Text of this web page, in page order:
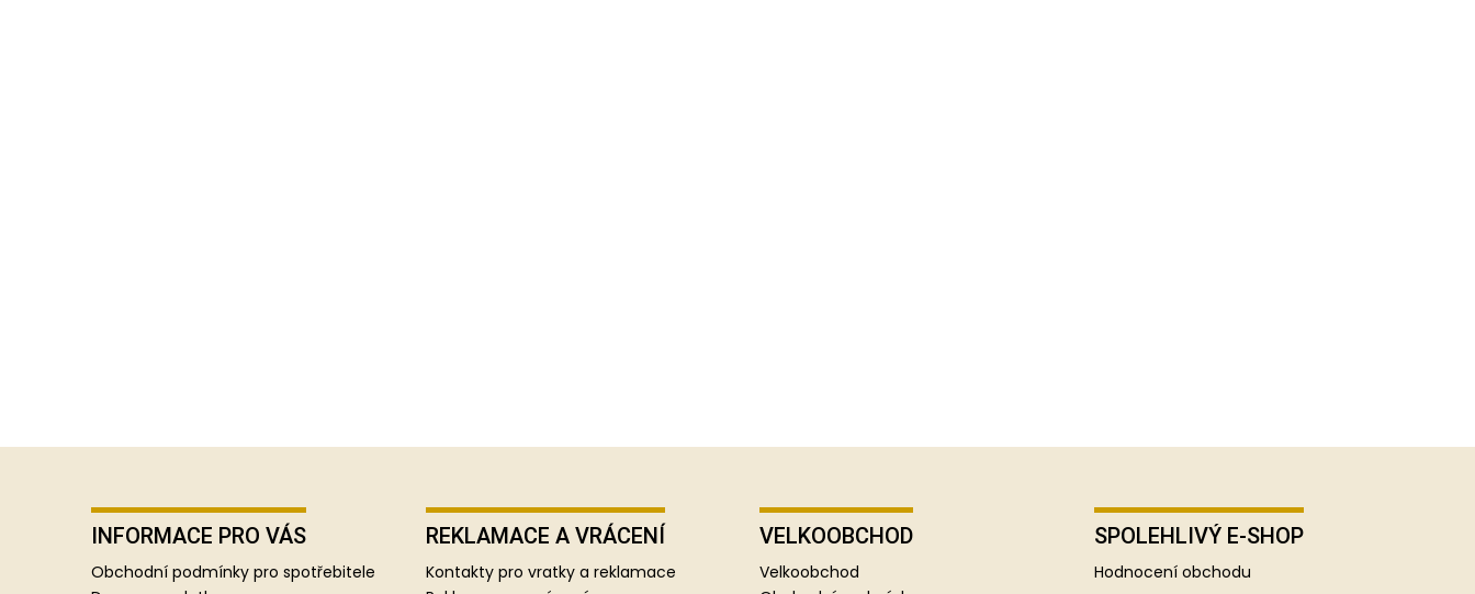
INFORMACE PRO VÁS
Obchodní podmínky pro spotřebitele
REKLAMACE A VRÁCENÍ
Kontakty pro vratky a reklamace
VELKOOBCHOD
Velkoobchod
SPOLEHLIVÝ E-SHOP
Hodnocení obchodu